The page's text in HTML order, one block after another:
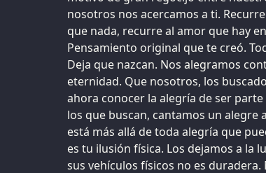
nosotros nos acercamos a ti.
que nada, recurre al amor que hay
Pensamiento original que te creó.
Deja que nazcan. Nos alegramos
eternidad. Que nosotros, los
ahora conocer la alegría de ser
los que buscan, cantamos un
está más allá de toda alegría que
es tu ilusión física. Los dejamos a la
sus vehículos físicos no es